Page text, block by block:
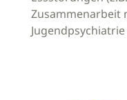
Zusammenarbeit
Jugendpsychiatrie